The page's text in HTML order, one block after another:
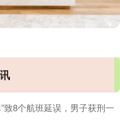
致8个航班延误，男子获刑一